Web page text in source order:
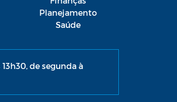
Planejamento
Saúde
de segunda à